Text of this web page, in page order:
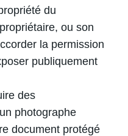
du
ou son
la permission
publiquement
des
photographe
document protégé